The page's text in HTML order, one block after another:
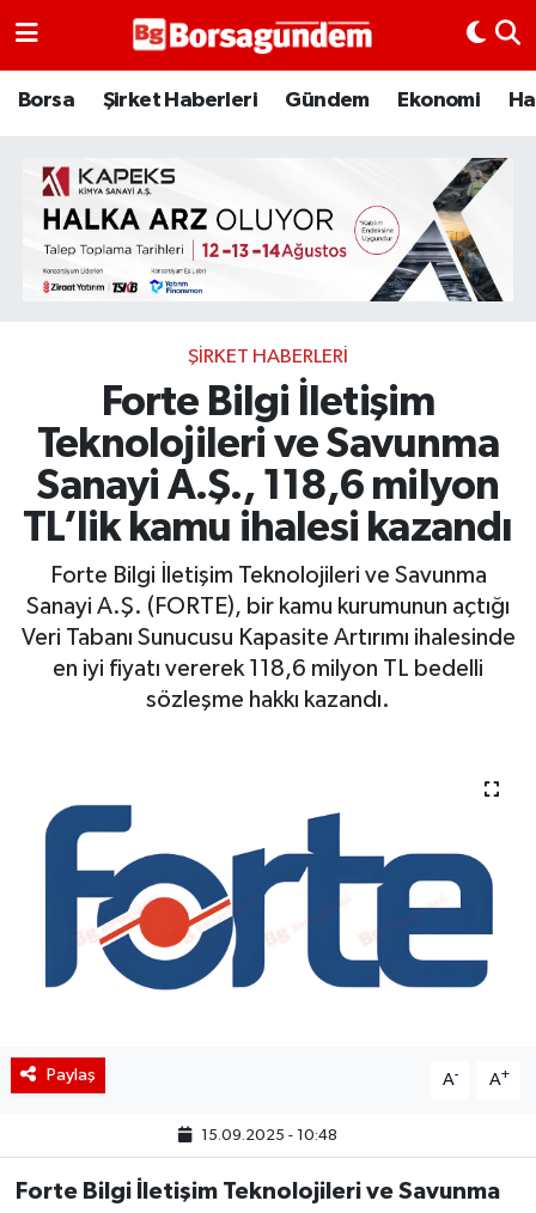
Borsa Şirket Haberleri Gündem Ekonomi
ŞIRKET HABERLERI
Forte Bilgi İletişim
Teknolojileri ve Savunma
Sanayi A.Ş., 118,6 milyon
TL’lik kamu ihalesi kazandı
Forte Bilgi İletişim Teknolojileri ve Savunma
Sanayi A.Ş. (FORTE), bir kamu kurumunun açtığı
Veri Tabanı Sunucusu Kapasite Artırımı ihalesinde
en iyi fiyatı vererek 118,6 milyon TL bedelli
sözleşme hakkı kazandı.
Paylaş A- A+
15.09.2025 - 10:48
Forte Bilgi İletişim Teknolojileri ve Savunma
Borsa
Emtia
Galeri
Şirket Haberleri
Borsa Gundem
BIST 100 Isı Haritası
Coin Isı Haritası
Ekonomik Takvim
Gizlilik Sözleşmesi
Hakkımızda
İletişim